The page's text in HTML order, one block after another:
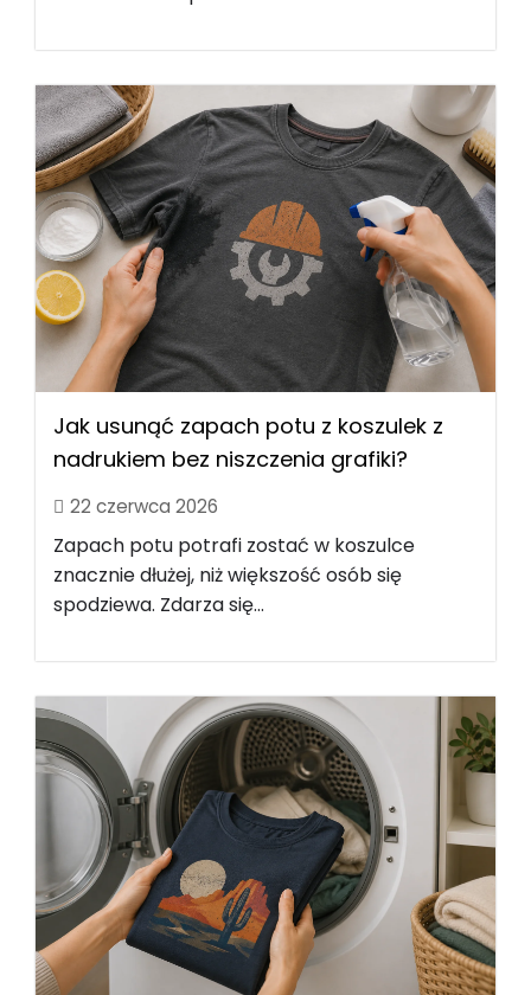
Jak usunąć zapach potu z koszulek z
nadrukiem bez niszczenia grafiki?
22 czerwca 2026
Zapach potu potrafi zostać w koszulce
znacznie dłużej, niż większość osób się
spodziewa. Zdarza się...